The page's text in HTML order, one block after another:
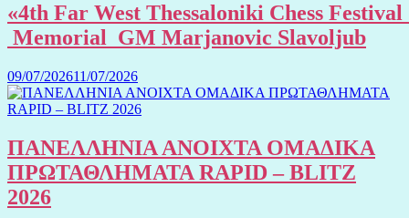
«4th Far West Thessaloniki Chess Festival
Memorial GM Marjanovic Slavoljub
09/07/202611/07/2026
ΠΑΝΕΛΛΗΝΙΑ ΑΝΟΙΧΤΑ ΟΜΑΔΙΚΑ
ΠΡΩΤΑΘΛΗΜΑΤΑ RAPID – BLITZ
2026